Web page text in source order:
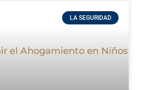
LA SEGURIDAD